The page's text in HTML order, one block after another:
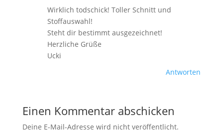
Wirklich todschick! Toller Schnitt und
Stoffauswahl!
Steht dir bestimmt ausgezeichnet!
Herzliche Grüße
Ucki
Antworten
Einen Kommentar abschicken
Deine E-Mail-Adresse wird nicht veröffentlicht.